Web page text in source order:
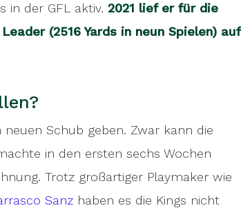
in der GFL aktiv. 2021 lief er für die
(2516 Yards in neun Spielen) auf
neuen Schub geben. Zwar kann die
in den ersten sechs Wochen
Trotz großartiger Playmaker wie
Sanz haben es die Kings nicht